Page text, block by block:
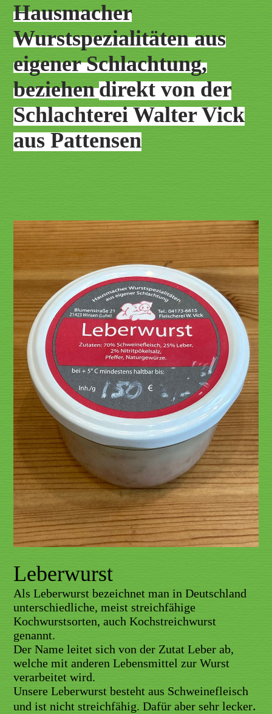
Hausmacher
Wurstspezialitäten aus
eigener Schlachtung,
beziehendirekt von der
Schlachterei Walter Vick
aus Pattensen
Leberwurst
Als Leberwurst bezeichnet man in Deutschland
unterschiedliche, meist streichfähige
Kochwurstsorten, auchKochstreichwurst
genannt.
Der Name leitet sich von der Zutat Leber ab,
welche mit anderen Lebensmittel zur Wurst
verarbeitet wird.
Unsere Leberwurst besteht aus Schweinefleisch
und ist nicht streichfähig. Dafür aber sehr lecker.